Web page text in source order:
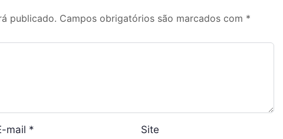
publicado. Campos obrigatórios são marcados com *
mail * Site